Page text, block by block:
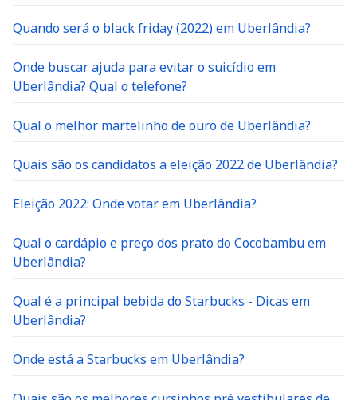
Quando será o black friday (2022) em Uberlândia?
Onde buscar ajuda para evitar o suicídio em
Uberlândia? Qual o telefone?
Qual o melhor martelinho de ouro de Uberlândia?
Quais são os candidatos a eleição 2022 de Uberlândia?
Eleição 2022: Onde votar em Uberlândia?
Qual o cardápio e preço dos prato do Cocobambu em
Uberlândia?
Qual é a principal bebida do Starbucks - Dicas em
Uberlândia?
Onde está a Starbucks em Uberlândia?